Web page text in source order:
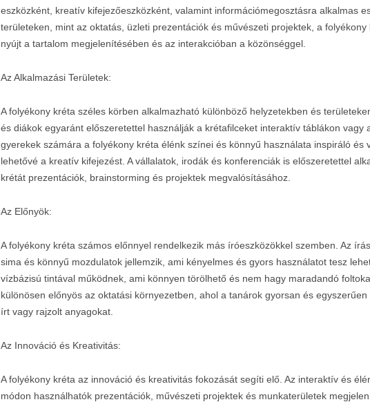
eszközként, kreatív kifejezőeszközként, valamint információmegosztásra alkalmas
területeken, mint az oktatás, üzleti prezentációk és művészeti projektek, a
nyújt a tartalom megjelenítésében és az interakcióban a közönséggel.
Az Alkalmazási Területek:
A folyékony kréta széles körben alkalmazható különböző helyzetekben és
és diákok egyaránt előszeretettel használják a krétafilceket interaktív táblákon vagy
gyerekek számára a folyékony kréta élénk színei és könnyű használata inspiráló és
lehetővé a kreatív kifejezést. A vállalatok, irodák és konferenciák is előszeretettel
krétát prezentációk, brainstorming és projektek megvalósításához.
Az Előnyök:
A folyékony kréta számos előnnyel rendelkezik más íróeszközökkel szemben. Az
sima és könnyű mozdulatok jellemzik, ami kényelmes és gyors használatot tesz
vízbázisú tintával működnek, ami könnyen törölhető és nem hagy maradandó
különösen előnyös az oktatási környezetben, ahol a tanárok gyorsan és
írt vagy rajzolt anyagokat.
Az Innováció és Kreativitás:
A folyékony kréta az innováció és kreativitás fokozását segíti elő. Az interaktív és
módon használhatók prezentációk, művészeti projektek és munkaterületek